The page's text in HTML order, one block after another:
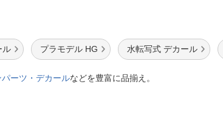
さがす
ト
店舗情報・店
ル プラモデル HG 水転写式 デカール
ーツ・デカールなどを豊富に品揃え。